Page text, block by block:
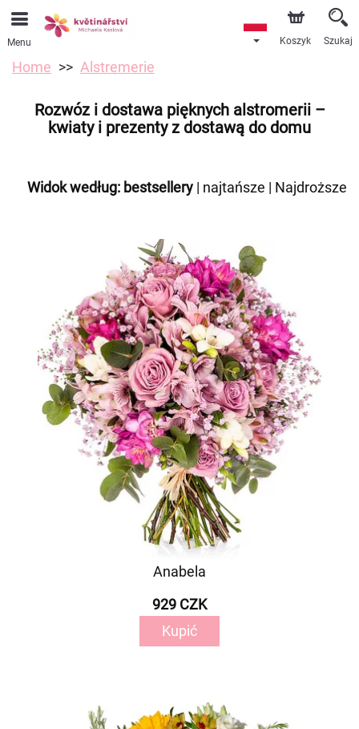
Menu Koszyk Szukaj
Home Alstremerie
Rozwóz i dostawa pięknych alstromerii –
kwiaty i prezenty z dostawą do domu
Widok według: bestsellery | najtańsze | Najdroższe
Anabela
929 CZK
Kupić